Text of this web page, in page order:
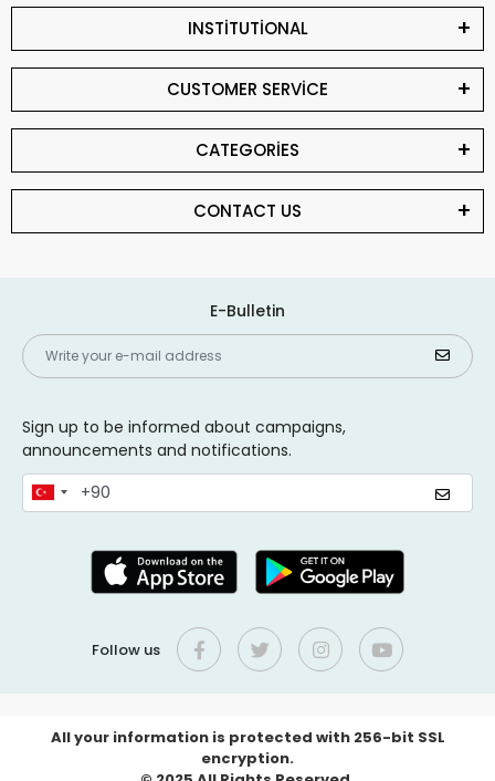
INSTİTUTİONAL
CUSTOMER SERVİCE
CATEGORİES
CONTACT US
E-Bulletin
Sign up to be informed about campaigns,
announcements and notifications.
Follow us
All your information is protected with 256-bit SSL
encryption.